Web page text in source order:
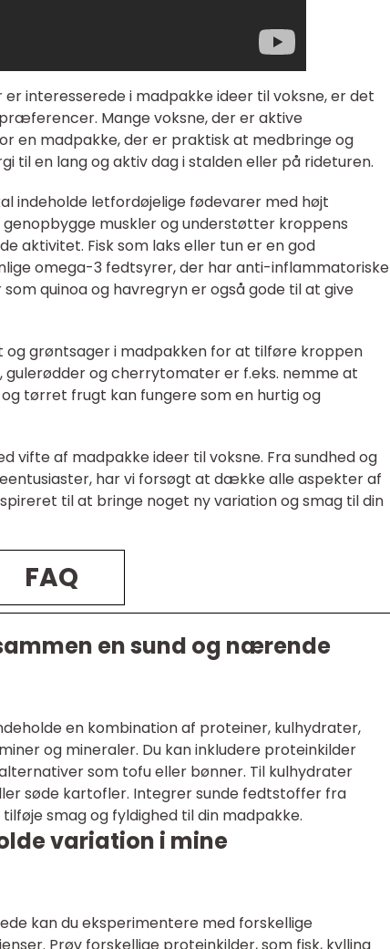
interesserede i madpakke ideer til voksne, er det
Mange voksne, der er aktive
en madpakke, der er praktisk at medbringe og
til en lang og aktiv dag i stalden eller på rideturen.
indeholde letfordøjelige fødevarer med højt
muskler og understøtter kroppens
aktivitet. Fisk som laks eller tun er en god
omega-3 fedtsyrer, der har anti-inflammatoriske
quinoa og havregryn er også gode til at give
og grøntsager i madpakken for at tilføre kroppen
og cherrytomater er f.eks. nemme at
tørret frugt kan fungere som en hurtig og
vifte af madpakke ideer til voksne. Fra sundhed og
har vi forsøgt at dække alle aspekter af
til at bringe noget ny variation og smag til din
FAQ
en sund og nærende
en kombination af proteiner, kulhydrater,
og mineraler. Du kan inkludere proteinkilder
som tofu eller bønner. Til kulhydrater
søde kartofler. Integrer sunde fedtstoffer fra
smag og fyldighed til din madpakke.
variation i mine
kan du eksperimentere med forskellige